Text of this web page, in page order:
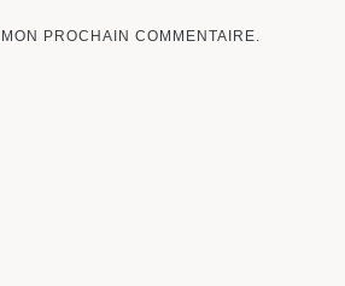
PROCHAIN COMMENTAIRE.